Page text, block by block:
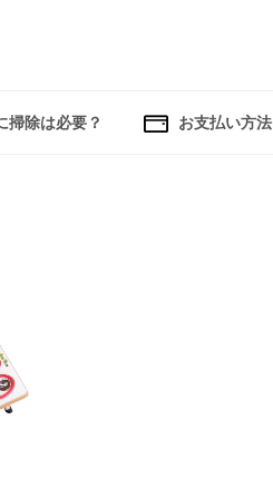
掃除は必要？ お支払い方法